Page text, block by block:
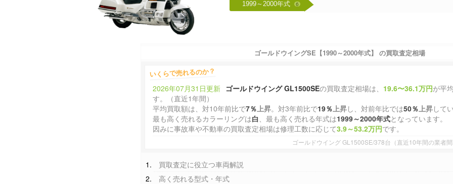
1999～2000年式 6
ゴールドウイングSE【1990～2000年式】 の買取査定相場
いくらで売れるのか？
2026年07月31日更新 ゴールドウイング GL1500SEの買取査定相場は、 19.6〜36.1万円が平
す。（直近1年間）
平均買取額は、対10年前比で7％上昇。対3年前比で19％上昇し、対前年比では50％上昇して
最も高く売れるカラーリングは白 、最も高く売れる年式は1999～2000年式となっています。
因みに事故車や不動車の買取査定相場は修理工数に応じて3.9～53.2万円です。
ゴールドウイング GL1500SE/378台（直近10年間の業者
買取査定に役立つ車両解説
高く売れる型式・年式